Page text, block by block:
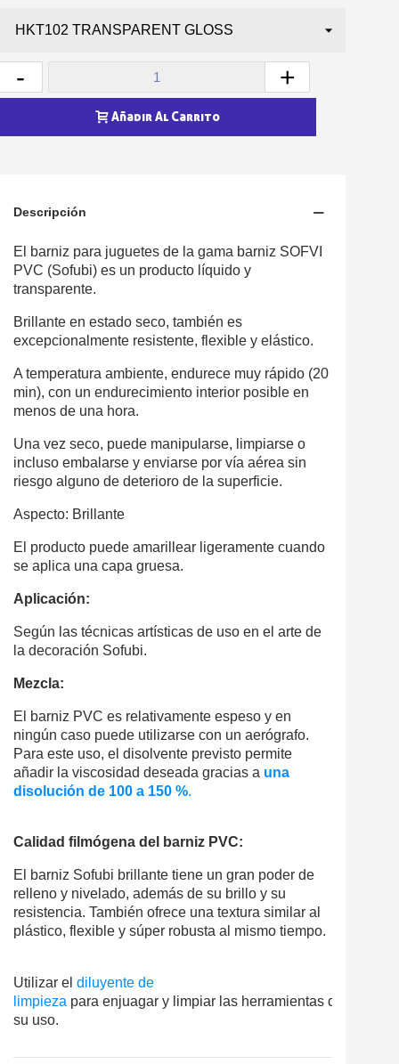
Comparte tus
Gana puntos de
Devuelve los
- +
Añadir Al Carrito
Descripción
El barniz para juguetes de la gama barniz SOFVI
PVC (Sofubi) es un producto líquido y
transparente.
Brillante en estado seco, también es
excepcionalmente resistente, flexible y elástico.
A temperatura ambiente, endurece muy rápido (20
min), con un endurecimiento interior posible en
menos de una hora.
Una vez seco, puede manipularse, limpiarse o
incluso embalarse y enviarse por vía aérea sin
riesgo alguno de deterioro de la superficie.
Aspecto: Brillante
El producto puede amarillear ligeramente cuando
se aplica una capa gruesa.
Aplicación:
Según las técnicas artísticas de uso en el arte de
la decoración Sofubi.
Mezcla:
El barniz PVC es relativamente espeso y en
ningún caso puede utilizarse con un aerógrafo.
Para este uso, el disolvente previsto permite
añadir la viscosidad deseada gracias a una
disolución de 100 a 150 %.
Calidad filmógena del barniz PVC:
El barniz Sofubi brillante tiene un gran poder de
relleno y nivelado, además de su brillo y su
resistencia. También ofrece una textura similar al
plástico, flexible y súper robusta al mismo tiempo.
Utilizar el diluyente de
limpieza para enjuagar y limpiar las herramientas después
su uso.